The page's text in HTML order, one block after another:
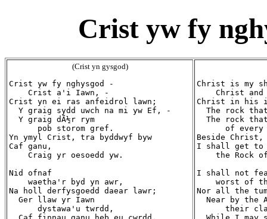
Crist yw fy
(Crist yn gysgod)
Crist yw fy nghysgod -
    Crist a'i Iawn, -
Crist yn ei ras anfeidrol lawn;
  Y graig sydd uwch na mi yw Ef, -
  Y graig dÃ½r rym
      pob storom gref.
Yn ymyl Crist, tra byddwyf byw
Caf ganu,
    Craig yr oesoedd yw.
Nid ofnaf
    waetha'r byd yn awr,
Na holl derfysgoedd daear lawr;
  Ger llaw yr Iawn
      dystawa'u twrdd,
Christ is my
Christ and
Christ in his
The rock
The rock
of every
Beside
I shall get to
the Rock
I shall not
worst of
Nor all the
Near by the
their